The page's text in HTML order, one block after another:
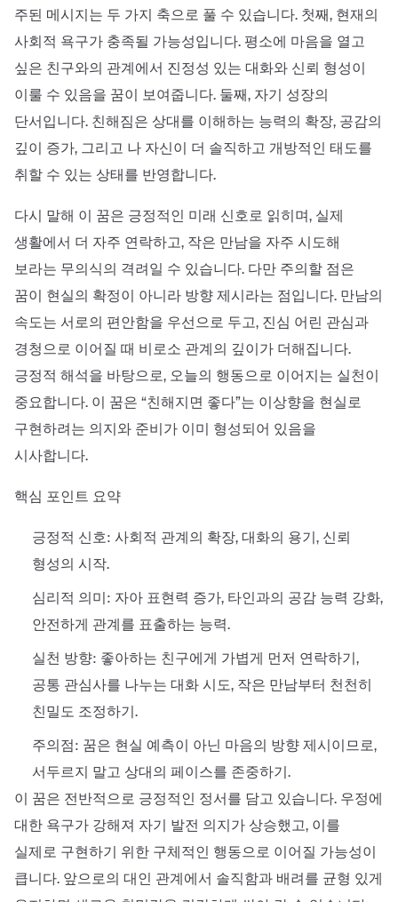
주된 메시지는 두 가지 축으로 풀 수 있습니다. 첫째, 현재의
사회적 욕구가 충족될 가능성입니다. 평소에 마음을 열고
싶은 친구와의 관계에서 진정성 있는 대화와 신뢰 형성이
이룰 수 있음을 꿈이 보여줍니다. 둘째, 자기 성장의
단서입니다. 친해짐은 상대를 이해하는 능력의 확장, 공감의
깊이 증가, 그리고 나 자신이 더 솔직하고 개방적인 태도를
취할 수 있는 상태를 반영합니다.
다시 말해 이 꿈은 긍정적인 미래 신호로 읽히며, 실제
생활에서 더 자주 연락하고, 작은 만남을 자주 시도해
보라는 무의식의 격려일 수 있습니다. 다만 주의할 점은
꿈이 현실의 확정이 아니라 방향 제시라는 점입니다. 만남의
속도는 서로의 편안함을 우선으로 두고, 진심 어린 관심과
경청으로 이어질 때 비로소 관계의 깊이가 더해집니다.
긍정적 해석을 바탕으로, 오늘의 행동으로 이어지는 실천이
중요합니다. 이 꿈은 “친해지면 좋다”는 이상향을 현실로
구현하려는 의지와 준비가 이미 형성되어 있음을
시사합니다.
핵심 포인트 요약
긍정적 신호: 사회적 관계의 확장, 대화의 용기, 신뢰
형성의 시작.
심리적 의미: 자아 표현력 증가, 타인과의 공감 능력 강화,
안전하게 관계를 표출하는 능력.
실천 방향: 좋아하는 친구에게 가볍게 먼저 연락하기,
공통 관심사를 나누는 대화 시도, 작은 만남부터 천천히
친밀도 조정하기.
주의점: 꿈은 현실 예측이 아닌 마음의 방향 제시이므로,
서두르지 말고 상대의 페이스를 존중하기.
이 꿈은 전반적으로 긍정적인 정서를 담고 있습니다. 우정에
대한 욕구가 강해져 자기 발전 의지가 상승했고, 이를
실제로 구현하기 위한 구체적인 행동으로 이어질 가능성이
큽니다. 앞으로의 대인 관계에서 솔직함과 배려를 균형 있게